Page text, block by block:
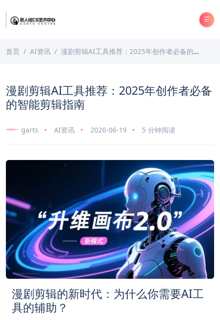
首页 AI资讯 漫剧剪辑AI工具推荐：2025年创作者必备的智能剪辑指南
漫剧剪辑AI工具推荐：2025年创作者必备
的智能剪辑指南
garts AI资讯 2026-06-19 5 分钟阅读
漫剧剪辑的新时代：为什么你需要AI工
具的辅助？